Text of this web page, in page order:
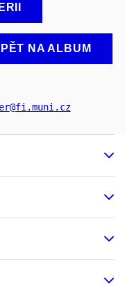
NA ALBUM
@fi .muni .cz